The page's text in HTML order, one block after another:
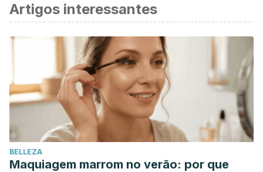
Artigos interessantes
BELLEZA
Maquiagem marrom no verão: por que